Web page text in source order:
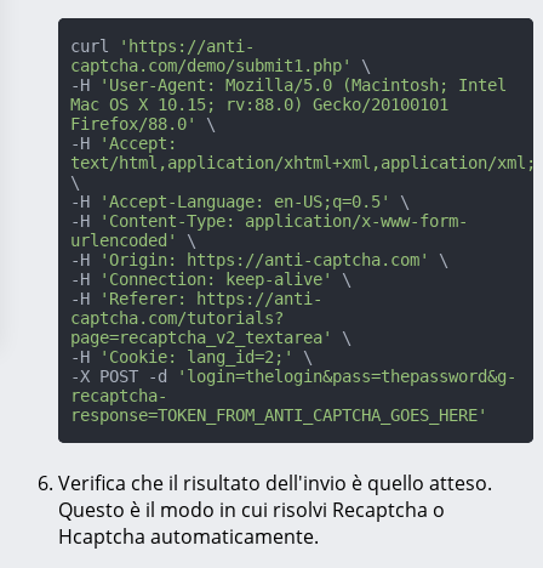
curl
'https://anti-
captcha.com/demo/submit1.php'
\
-H
'User-Agent: Mozilla/5.0 (Macintosh; Intel
Mac OS X 10.15; rv:88.0) Gecko/20100101
Firefox/88.0'
\
-H
'Accept:
text/html,application/xhtml+xml,application/
\
-H
'Accept-Language: en-US;q=0.5'
\
-H
'Content-Type: application/x-www-form-
urlencoded'
\
-H
'Origin: https://anti-captcha.com'
\
-H
'Connection: keep-alive'
\
-H
'Referer: https://anti-
captcha.com/tutorials?
page=recaptcha_v2_textarea'
\
-H
'Cookie: lang_id=2;'
\
-X POST -d
'login=thelogin&pass=thepassword&g-
recaptcha-
response=TOKEN_FROM_ANTI_CAPTCHA_GOES_HERE'
Verifica che il risultato dell'invio è quello atteso.
Questo è il modo in cui risolvi Recaptcha o
Hcaptcha automaticamente.